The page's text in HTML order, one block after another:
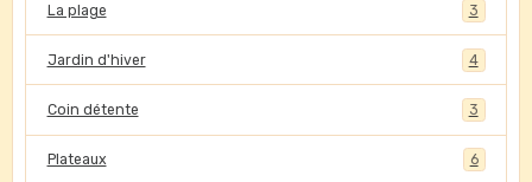
La plage 3
Jardin d'hiver 4
Coin détente 3
Plateaux 6